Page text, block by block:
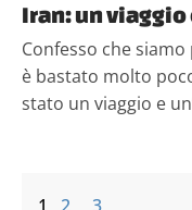
Iran: un viaggio
Confesso che
è bastato molto
stato un viaggio e